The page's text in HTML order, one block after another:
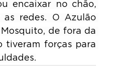
encaixar no chão,
redes. O Azulão
de fora da
tiveram forças para